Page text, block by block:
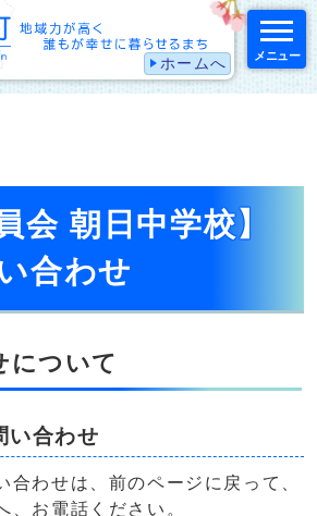
ホームへ メニュー
会 朝日中学校】
合わせ
について
い合わせ
合わせは、前のページに戻って、
、お電話ください。